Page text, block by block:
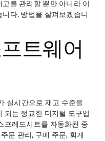
를 관리할 뿐만 아니라 이
다. 방법을 살펴보겠습니
트웨어
실시간으로 재고 수준을
되는 정교한 디지털 도구입
프레드시트를 자동화된 중
문 관리, 구매 주문, 회계